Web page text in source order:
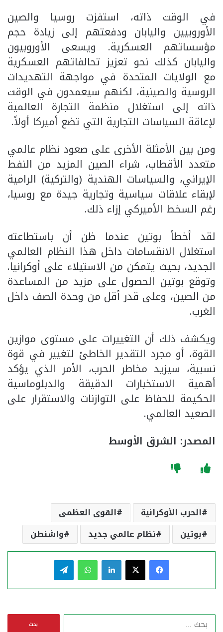
في الوقت ذاته، استفزت روسيا والصين
الأوروبيين واليابان ودفعتهم إلى زيادة حجم
مؤسساتهم العسكرية. ويسعى الأوروبيون
واليابان كذلك نحو تعزيز تحالفاتهم العسكرية
مع الولايات المتحدة في مواجهة التهديدات
الروسية والصينية، لكنهم سيعمدون في الوقت
ذاته إلى استغلال منظمة التجارة العالمية
لإعاقة السياسات التجارية التي تضع أميركا أولاً.
ومن بين الأمثلة الأخرى على صعود نظام عالمي
متعدد الأقطاب، شراء الصين المزيد من النفط
الإيراني، والسياسات الهندية (والتركية) الرامية
لإبقاء علاقات سياسية وتجارية جيدة مع روسيا،
رغم السخط الأميركي إزاء ذلك.
لقد أخطأ بوتين عندما ظن أن باستطاعته
استغلال الانقسامات داخل هذا النظام العالمي
الجديد، بحيث يتمكن من الاستيلاء على أوكرانيا.
وتوقع بوتين الحصول على مزيد من المساعدة
من الصين، وعلى قدر أقل من وحدة الصف داخل
الغرب.
ويكشف ذلك أن التغييرات على مستوى موازين
القوة، أو مجرد التقدير الخاطئ لتغيير في قوة
نسبية، سيزيد مخاطر الحرب، الأمر الذي يؤكد
أهمية الاستخبارات الدقيقة والدبلوماسية
الحكيمة للحفاظ على التوازنات والاستقرار على
الصعيد العالمي.
المصدر: الشرق الأوسط
الحرب الأوكرانية
القوى العظمى
بوتين
نظام عالمي جديد واشنطن
فيسبوك لينكدإن واتساب